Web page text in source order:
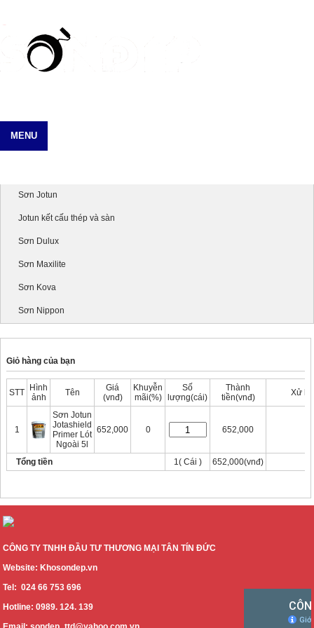
MENU
Sơn Jotun
Jotun kết cấu thép và sàn
Sơn Dulux
Sơn Maxilite
Sơn Kova
Sơn Nippon
Giỏ hàng của bạn
STT
Hình
ảnh
Tên
Giá
(vnđ)
Khuyễn
mãi(%)
Số
lượng(cái)
Thành
tiền(vnđ)
Xử lý
1
Sơn Jotun
Jotashield
Primer Lót
Ngoài 5l
652,000 0 652,000
Tổng tiền 1( Cái ) 652,000(vnđ)
CÔNG TY TNHH ĐẦU TƯ THƯƠNG MẠI TÂN TÍN ĐỨC
Website: Khosondep.vn
Tel: 024 66 753 696
Hotline: 0989. 124. 139